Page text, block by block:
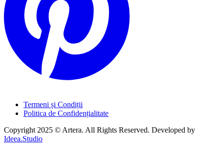
Termeni și Condiții
Politica de Confidențialitate
Copyright 2025 © Artera. All Rights Reserved. Developed by
Ideea.Studio